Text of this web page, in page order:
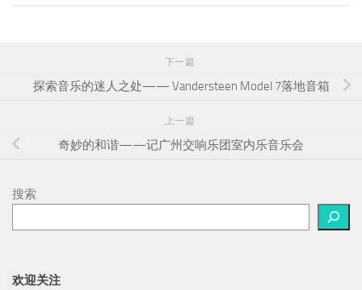
下一篇
探索音乐的迷人之处—— Vandersteen Model 7落地音箱
上一篇
奇妙的和谐——记广州交响乐团室内乐音乐会
搜索
欢迎关注